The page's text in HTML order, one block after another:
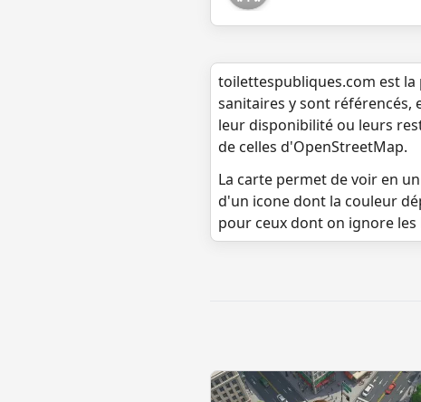
toilettespubliques.com est la
sanitaires y sont référencés,
leur disponibilité ou leurs
de celles d'OpenStreetMap.
La carte permet de voir en
d'un icone dont la couleur
pour ceux dont on ignore